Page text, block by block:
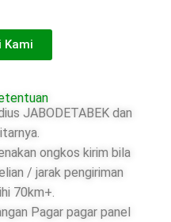
Kami
JABODETABEK dan
ongkos kirim bila
/ jarak pengiriman
70km+.
Pagar pagar panel